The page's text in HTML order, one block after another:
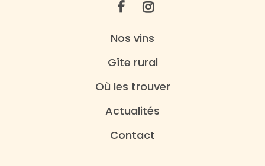
Nos vins
Gîte rural
Où les trouver
Actualités
Contact